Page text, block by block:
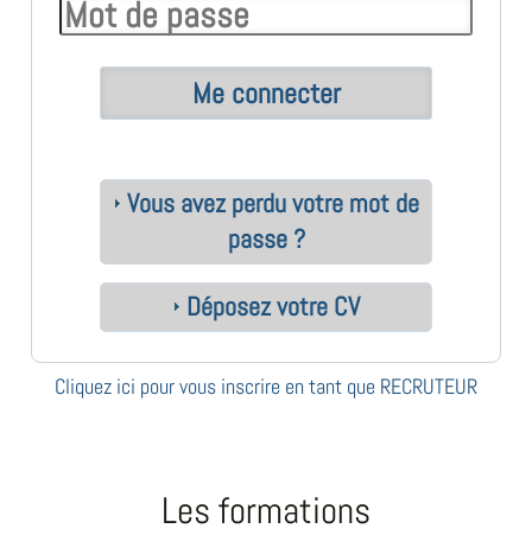
Vous avez perdu votre mot de
passe ?
Déposez votre CV
Cliquez ici pour vous inscrire en tant que RECRUTEUR
Les formations